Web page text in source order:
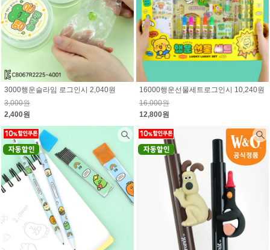
3000행운슬라임 로그인시 2,040원
3,000원
2,400원
16000행운선물세트로그인시 10,240원
16,000원
12,800원